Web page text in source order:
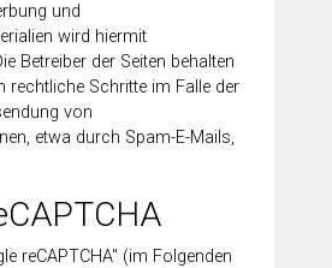
und
wird hiermit
Betreiber der Seiten behalten
rechtliche Schritte im Falle der
von
etwa durch Spam-E-Mails,
reCAPTCHA" (im Folgenden